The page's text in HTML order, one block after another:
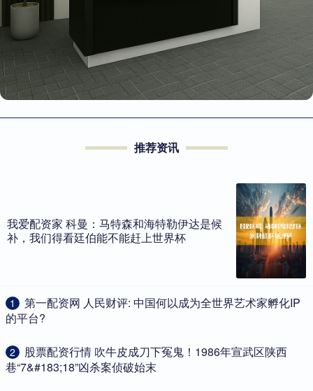
推荐资讯
我爱配资家 科曼：马特森和海特勒伊达是候
补，我们得看廷伯能不能赶上世界杯
1
​第一配资网 人民财评: 中国何以成为全世界艺术家孵化IP
的平台?
2
​股票配资行情 吹牛皮成刀下冤鬼！1986年宣武区陕西
巷“7&#183;18”凶杀案侦破始末